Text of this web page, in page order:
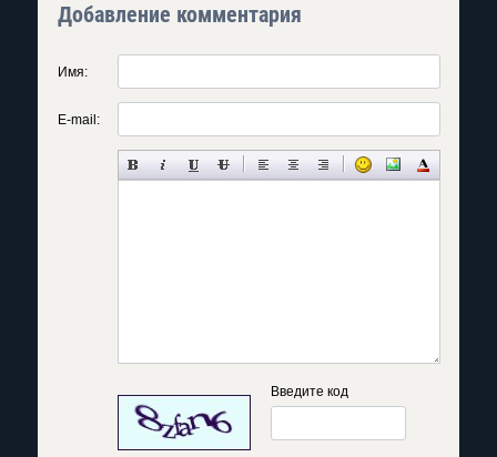
Добавление комментария
Имя:
E-mail:
Введите код